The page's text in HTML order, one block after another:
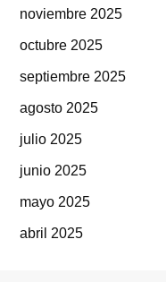
noviembre 2025
octubre 2025
septiembre 2025
agosto 2025
julio 2025
junio 2025
mayo 2025
abril 2025